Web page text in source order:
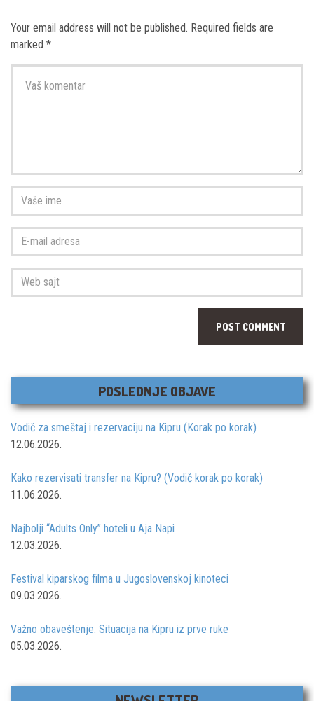
Your email address will not be published. Required fields are
marked *
komentar*
Vaše
ime*
mail
adresa*
Web
sajt
POSLEDNJE OBJAVE
Vodič za smeštaj i rezervaciju na Kipru (Korak po korak)
12.06.2026.
Kako rezervisati transfer na Kipru? (Vodič korak po korak)
11.06.2026.
Najbolji “Adults Only” hoteli u Aja Napi
12.03.2026.
Festival kiparskog filma u Jugoslovenskoj kinoteci
09.03.2026.
Važno obaveštenje: Situacija na Kipru iz prve ruke
05.03.2026.